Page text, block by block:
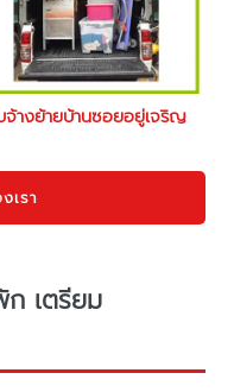
จ้างย้ายบ้านซอยอยู่เจริญ
เรา
ก เตรียม